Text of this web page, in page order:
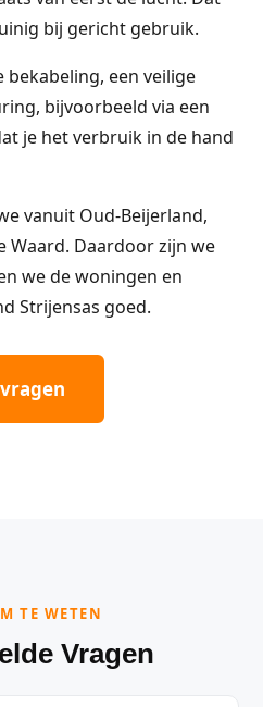
bij gericht gebruik.
een veilige
bijvoorbeeld via een
je het verbruik in de hand
vanuit Oud-Beijerland,
Waard. Daardoor zijn we
we de woningen en
Strijensas goed.
TE WETEN
Vragen